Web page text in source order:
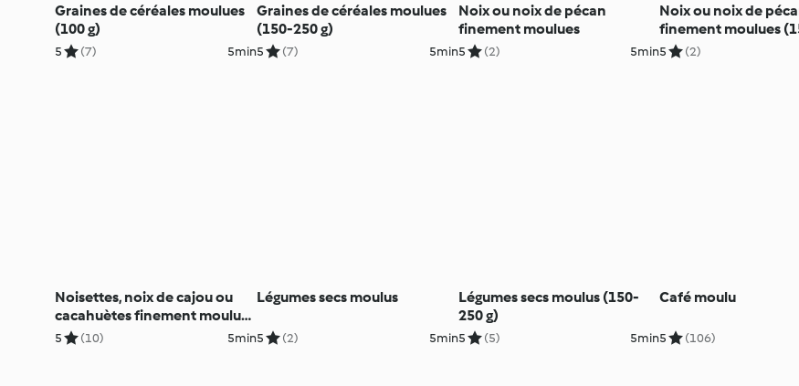
Graines de céréales moulues
(100 g)
5 (7) 5min
Graines de céréales moulues
(150-250 g)
5 (7) 5min
Noix ou noix de pécan
finement moulues
5 (2) 5min
Noix ou noix de
finement moulues
5 (2)
Noisettes, noix de cajou ou
cacahuètes finement moulues
(150-200 g)
5 (10) 5min
Légumes secs moulus
5 (2) 5min
Légumes secs moulus (150-
250 g)
5 (5) 5min
Café moulu
5 (106)